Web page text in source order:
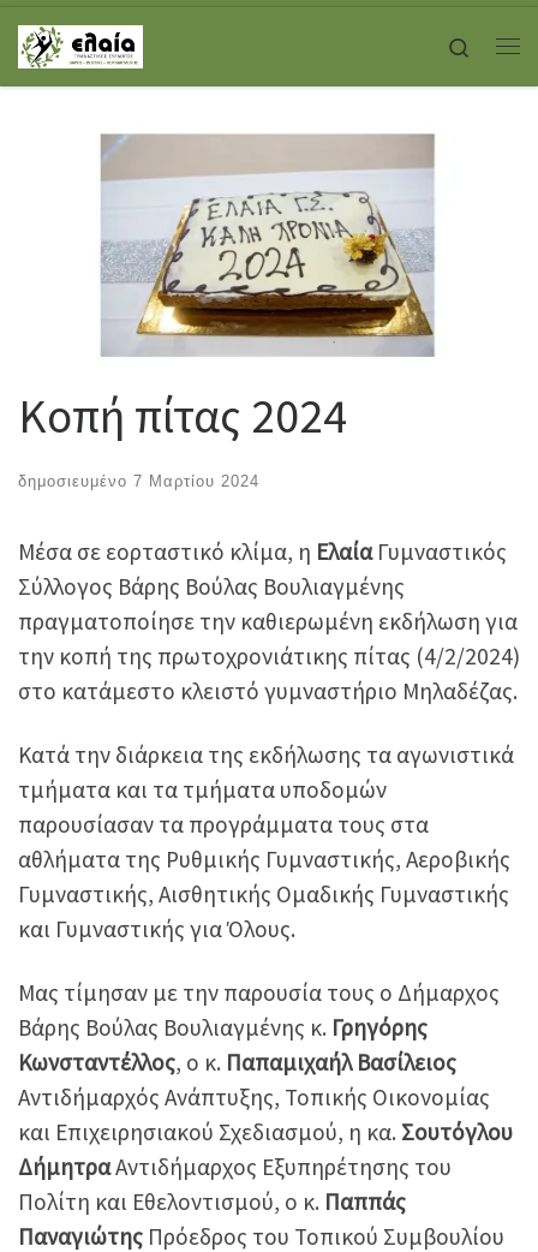
Skip to content
Search
Κοπή πίτας 2024
δημοσιευμένο 7 Μαρτίου 2024
Μέσα σε εορταστικό κλίμα, η ΕλαίαΓυμναστικός
Σύλλογος Βάρης Βούλας Βουλιαγμένης
πραγματοποίησε την καθιερωμένη εκδήλωση για
την κοπή της πρωτοχρονιάτικης πίτας (4/2/2024)
στο κατάμεστο κλειστό γυμναστήριο Μηλαδέζας.
Κατά την διάρκεια της εκδήλωσης τα αγωνιστικά
τμήματα και τα τμήματα υποδομών
παρουσίασαν τα προγράμματα τους στα
αθλήματα της Ρυθμικής Γυμναστικής, Αεροβικής
Γυμναστικής, Αισθητικής Ομαδικής Γυμναστικής
και Γυμναστικής για Όλους.
Μας τίμησαν με την παρουσία τους ο Δήμαρχος
Βάρης Βούλας Βουλιαγμένης κ. Γρηγόρης
Κωνσταντέλλος, ο κ. Παπαμιχαήλ Βασίλειος
Αντιδήμαρχός Ανάπτυξης, Τοπικής Οικονομίας
και Επιχειρησιακού Σχεδιασμού, η κα. Σουτόγλου
ΔήμητραΑντιδήμαρχος Εξυπηρέτησης του
Πολίτη και Εθελοντισμού, ο κ. Παππάς
Παναγιώτης Πρόεδρος του Τοπικού Συμβουλίου